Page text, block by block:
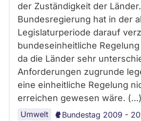
der Zuständigkeit der
Bundesregierung hat in der
Legislatur­periode darauf
bundeseinheitliche
da die Länder sehr
Anforderungen zugrunde
eine einheitliche Regelung
erreichen gewesen wäre. (...)
Umwelt Bundestag 2009 -